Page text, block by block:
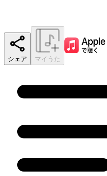
シェア マイうた